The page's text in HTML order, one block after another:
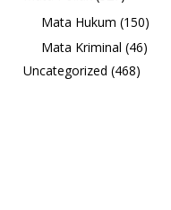
Mata Hukum (150)
Mata Kriminal (46)
Uncategorized (468)